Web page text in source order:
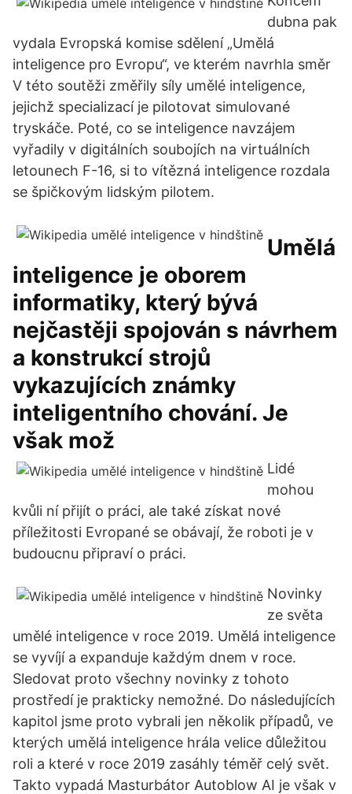
dubna pak
vydala Evropská komise sdělení „Umělá
inteligence pro Evropu“, ve kterém navrhla směr
V této soutěži změřily síly umělé inteligence,
jejichž specializací je pilotovat simulované
tryskáče. Poté, co se inteligence navzájem
vyřadily v digitálních soubojích na virtuálních
letounech F-16, si to vítězná inteligence rozdala
se špičkovým lidským pilotem.
Umělá
inteligence je oborem
informatiky, který bývá
nejčastěji spojován s návrhem
a konstrukcí strojů
vykazujících známky
inteligentního chování. Je
však mož
Lidé
mohou
kvůli ní přijít o práci, ale také získat nové
příležitosti Evropané se obávají, že roboti je v
budoucnu připraví o práci.
Novinky
ze světa
umělé inteligence v roce 2019. Umělá inteligence
se vyvíjí a expanduje každým dnem v roce.
Sledovat proto všechny novinky z tohoto
prostředí je prakticky nemožné. Do následujících
kapitol jsme proto vybrali jen několik případů, ve
kterých umělá inteligence hrála velice důležitou
roli a které v roce 2019 zasáhly téměř celý svět.
Takto vypadá Masturbátor Autoblow AI je však v